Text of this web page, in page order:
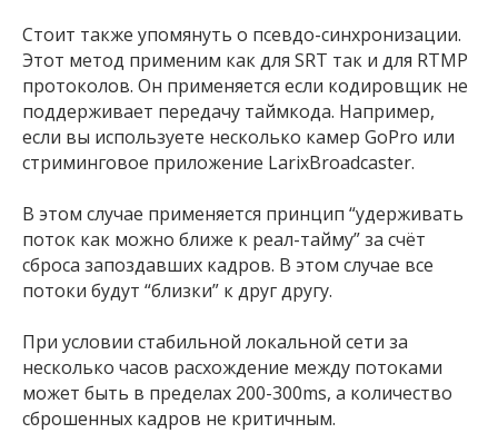
Стоит также упомянуть о псевдо-синхронизации.
Этот метод применим как для SRT так и для RTMP
протоколов. Он применяется если кодировщик не
поддерживает передачу таймкода. Например,
если вы используете несколько камер GoPro или
стриминговое приложение LarixBroadcaster.
В этом случае применяется принцип “удерживать
поток как можно ближе к реал-тайму” за счёт
сброса запоздавших кадров. В этом случае все
потоки будут “близки” к друг другу.
При условии стабильной локальной сети за
несколько часов расхождение между потоками
может быть в пределах 200-300ms, а количество
сброшенных кадров не критичным.